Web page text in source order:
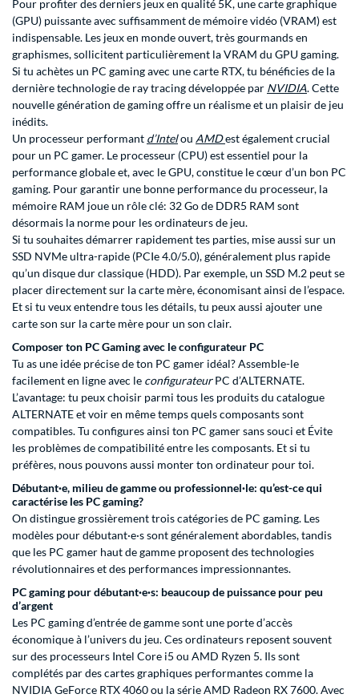
Pour profiter des derniers jeux en qualité 5K, une carte graphique
(GPU) puissante avec suffisamment de mémoire vidéo (VRAM) est
indispensable. Les jeux en monde ouvert, très gourmands en
graphismes, sollicitent particulièrement la VRAM du GPU gaming.
Si tu achètes un PC gaming avec une carte RTX, tu bénéficies de la
dernière technologie de ray tracing développée par NVIDIA. Cette
nouvelle génération de gaming offre un réalisme et un plaisir de jeu
inédits.
Un processeur performant d’Intelou AMDest également crucial
pour un PC gamer. Le processeur (CPU) est essentiel pour la
performance globale et, avec le GPU, constitue le cœur d’un bon PC
gaming. Pour garantir une bonne performance du processeur, la
mémoire RAM joue un rôle clé: 32 Go de DDR5 RAM sont
désormais la norme pour les ordinateurs de jeu.
Si tu souhaites démarrer rapidement tes parties, mise aussi sur un
SSD NVMe ultra-rapide (PCIe 4.0/5.0), généralement plus rapide
qu’un disque dur classique (HDD). Par exemple, un SSD M.2 peut se
placer directement sur la carte mère, économisant ainsi de l’espace.
Et si tu veux entendre tous les détails, tu peux aussi ajouter une
carte son sur la carte mère pour un son clair.
Composer ton PC Gaming avec le configurateur PC
Tu as une idée précise de ton PC gamer idéal? Assemble-le
facilement en ligne avec le configurateurPC d’ALTERNATE.
L’avantage: tu peux choisir parmi tous les produits du catalogue
ALTERNATE et voir en même temps quels composants sont
compatibles. Tu configures ainsi ton PC gamer sans souci et Évite
les problèmes de compatibilité entre les composants. Et si tu
préfères, nous pouvons aussi monter ton ordinateur pour toi.
Débutant·e, milieu de gamme ou professionnel·le: qu’est-ce qui
caractérise les PC gaming?
On distingue grossièrement trois catégories de PC gaming. Les
modèles pour débutant·e·s sont généralement abordables, tandis
que les PC gamer haut de gamme proposent des technologies
révolutionnaires et des performances impressionnantes.
PC gaming pour débutant·e·s: beaucoup de puissance pour peu
d’argent
Les PC gaming d’entrée de gamme sont une porte d’accès
économique à l’univers du jeu. Ces ordinateurs reposent souvent
sur des processeurs Intel Core i5 ou AMD Ryzen 5. Ils sont
complétés par des cartes graphiques performantes comme la
NVIDIA GeForce RTX 4060 ou la série AMD Radeon RX 7600. Avec